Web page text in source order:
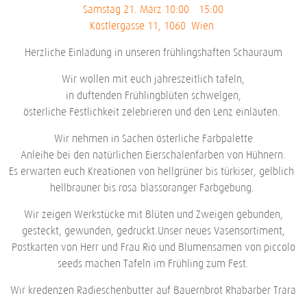
Samstag 21. März 10:00 – 15:00
Köstlergasse 11, 1060 Wien
Herzliche Einladung in unseren frühlingshaften Schauraum
Wir wollen mit euch jahreszeitlich tafeln,
in duftenden Frühlingblüten schwelgen,
österliche Festlichkeit zelebrieren und den Lenz einläuten.
Wir nehmen in Sachen österliche Farbpalette
Anleihe bei den natürlichen Eierschalenfarben von Hühnern.
Es erwarten euch Kreationen von hellgrüner bis türkiser, gelblich-
hellbrauner bis rosa-blassoranger Farbgebung.
Wir zeigen Werkstücke mit Blüten und Zweigen gebunden,
gesteckt, gewunden, gedruckt.Unser neues Vasensortiment,
Postkarten von Herr und Frau Rio und Blumensamen von piccolo
seeds machen Tafeln im Frühling zum Fest.
Wir kredenzen Radieschenbutter auf Bauernbrot Rhabarber Trara